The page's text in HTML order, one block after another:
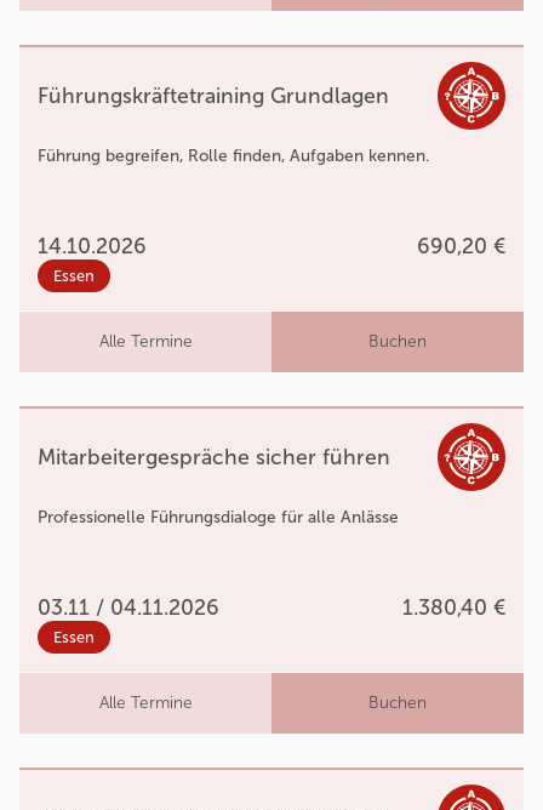
Führungskräftetraining Grundlagen
Führung begreifen, Rolle finden, Aufgaben kennen.
14.10.2026 690,20 €
Essen
Alle Termine Buchen
Mitarbeitergespräche sicher führen
Professionelle Führungsdialoge für alle Anlässe
03.11 / 04.11.2026 1.380,40 €
Essen
Alle Termine Buchen